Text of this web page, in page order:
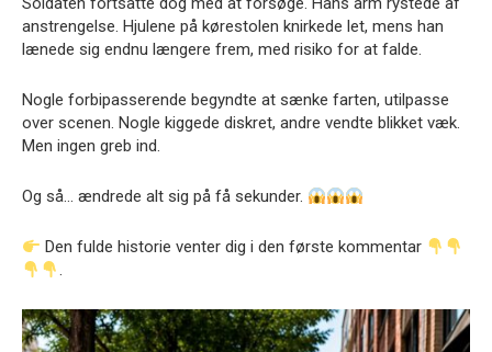
anstrengelse. Hjulene på kørestolen knirkede let, mens han
lænede sig endnu længere frem, med risiko for at falde.
Nogle forbipasserende begyndte at sænke farten, utilpasse
over scenen. Nogle kiggede diskret, andre vendte blikket væk.
Men ingen greb ind.
Og så… ændrede alt sig på få sekunder.
Den fulde historie venter dig i den første kommentar
.